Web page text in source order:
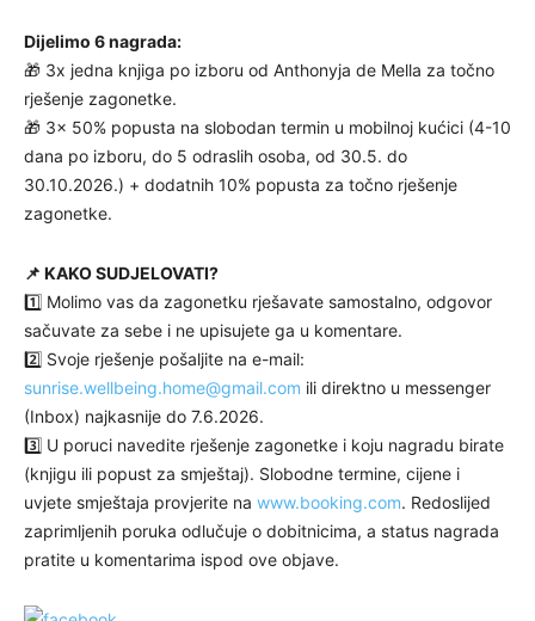
Dijelimo 6 nagrada:
🎁 3x jedna knjiga po izboru od Anthonyja de Mella za točno
rješenje zagonetke.
🎁 3x 50% popusta na slobodan termin u mobilnoj kućici (4-10
dana po izboru, do 5 odraslih osoba, od 30.5. do
30.10.2026.) + dodatnih 10% popusta za točno rješenje
zagonetke.
📌 KAKO SUDJELOVATI?
1️⃣ Molimo vas da zagonetku rješavate samostalno, odgovor
sačuvate za sebe i ne upisujete ga u komentare.
2️⃣ Svoje rješenje pošaljite na e-mail:
sunrise.wellbeing.home@gmail.com ili direktno u messenger
(Inbox) najkasnije do 7.6.2026.
3️⃣ U poruci navedite rješenje zagonetke i koju nagradu birate
(knjigu ili popust za smještaj). Slobodne termine, cijene i
uvjete smještaja provjerite na www.booking.com. Redoslijed
zaprimljenih poruka odlučuje o dobitnicima, a status nagrada
pratite u komentarima ispod ove objave.